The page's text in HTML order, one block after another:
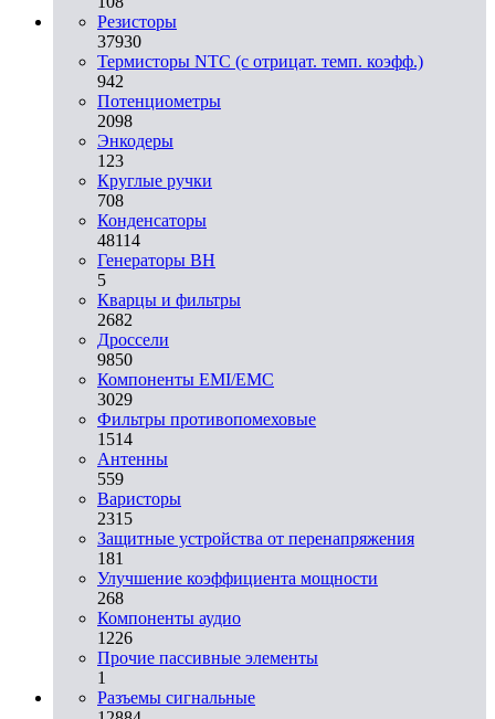
Резисторы
37930
Термисторы NTC (с отрицат. темп. коэфф.)
942
Потенциометры
2098
Энкодеры
123
Круглые ручки
708
Конденсаторы
48114
Генераторы ВН
5
Кварцы и фильтры
2682
Дроссели
9850
Компоненты EMI/EMC
3029
Фильтры противопомеховые
1514
Антенны
559
Варисторы
2315
Защитные устройства от перенапряжения
181
Улучшение коэффициента мощности
268
Компоненты аудио
1226
Прочие пассивные элементы
1
Разъeмы сигнальные